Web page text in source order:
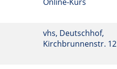
vhs, Deutschhof,
Kirchbrunnenstr. 12